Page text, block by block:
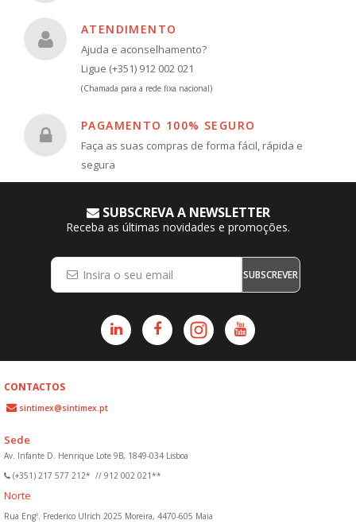
ATENDIMENTO
Ajuda e aconselhamento?
Ligue (+351) 912 002 021
(Chamada para a rede fixa nacional)
PAGAMENTO 100% SEGURO
Faça as suas compras de forma fácil, rápida e
segura
SUBSCREVA A NEWSLETTER
Receba as últimas novidades e promoções.
SUBSCREVER
CONTACTOS
sintimex@sintimex.pt
Sede
Av. Infante D. Henrique Lote 9B, 1849-034 Lisboa
(+351) 217 577 212* // 912 002 021**
Norte
Rua Engº. Frederico Ulrich 2025 Moreira, 4470-605 Maia